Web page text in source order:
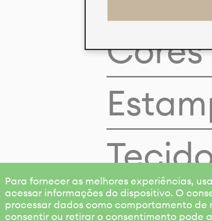
Para fornecer as melhores experiências,
acessar informações do dispositivo. O
processar dados como comportamento de
consentir ou retirar o consentimento pode
Cores